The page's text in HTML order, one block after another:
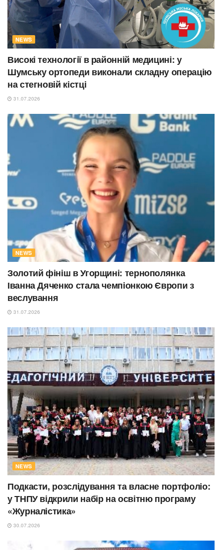
NEWS
Високі технології в районній медицині: у
Шумську ортопеди виконали складну операцію
на стегновій кістці
31.07.2026
NEWS
Золотий фініш в Угорщині: тернополянка
Іванна Дяченко стала чемпіонкою Європи з
веслування
31.07.2026
NEWS
Подкасти, розслідування та власне портфоліо:
у ТНПУ відкрили набір на освітню програму
«Журналістика»
30.07.2026